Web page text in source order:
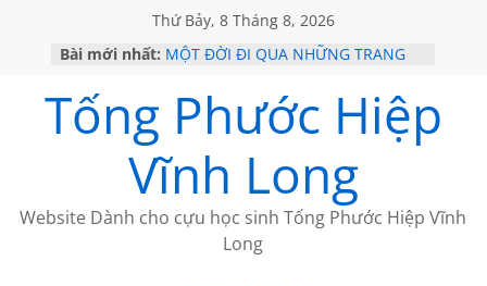
Thứ Bảy, 8 Tháng 8, 2026
Bài mới nhất: MỘT ĐỜI ĐI QUA NHỮNG TRANG
KHÔNG ĐỀ 19 CỦA THÁI LÃO
CHÙM THƠ CỦA BÍCH HÀ
GIÃ TỪ ĐÀ LẠT của ANTH ĐOÀN
HỌC SỬ HỒI XƯA
Tống Phước Hiệp
Vĩnh Long
Website Dành cho cựu học sinh Tống Phước Hiệp Vĩnh
Long